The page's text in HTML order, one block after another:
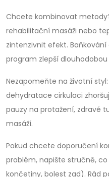
Chcete kombinovat
rehabilitační masáži nebo
zintenzivnit efekt.
program zlepší
Nezapomeňte na životní
dehydratace cirkulaci
pauzy na protažení, zdravé
masáží.
Pokud chcete doporučení
problém, napište stručně,
končetiny, bolest zad). Rád